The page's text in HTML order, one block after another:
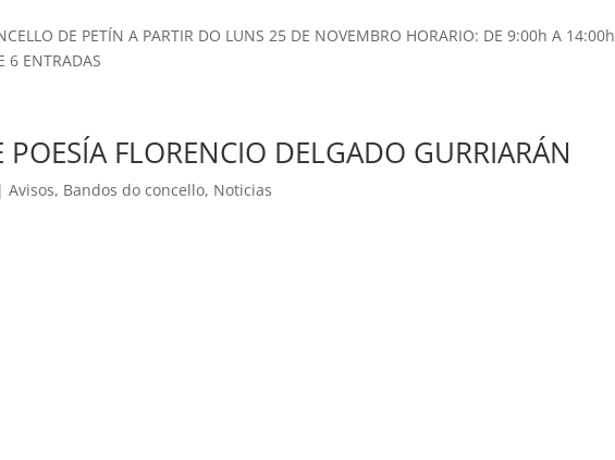
DE PETÍN A PARTIR DO LUNS 25 DE NOVEMBRO HORARIO: DE 9:00h A 14:00h
6 ENTRADAS
FLORENCIO DELGADO GURRIARÁN
|Avisos, Bandos do concello, Noticias